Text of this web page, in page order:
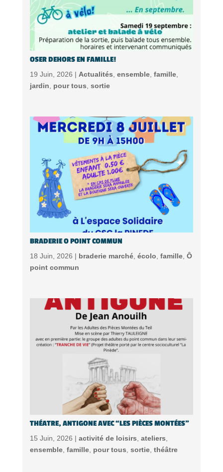
OSER DEHORS EN FAMILLE!
19 Juin, 2026 | Actualités ensemble, famille,
jardin
pour tous sortie
BRADERIE O POINT COMMUN
18 Juin, 2026 | braderie marché, écolo, famille, Ô
point commun
THÉATRE, ANTIGONE AVEC “LES PIÈCES MONTÉES”
15 Juin, 2026 | activité de loisirs ateliers
ensemble, famille, pour tous sortie, théâtre